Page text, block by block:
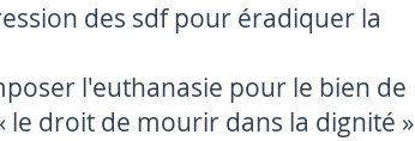
des sdf pour éradiquer la
l'euthanasie pour le bien de
le droit de mourir dans la dignité »